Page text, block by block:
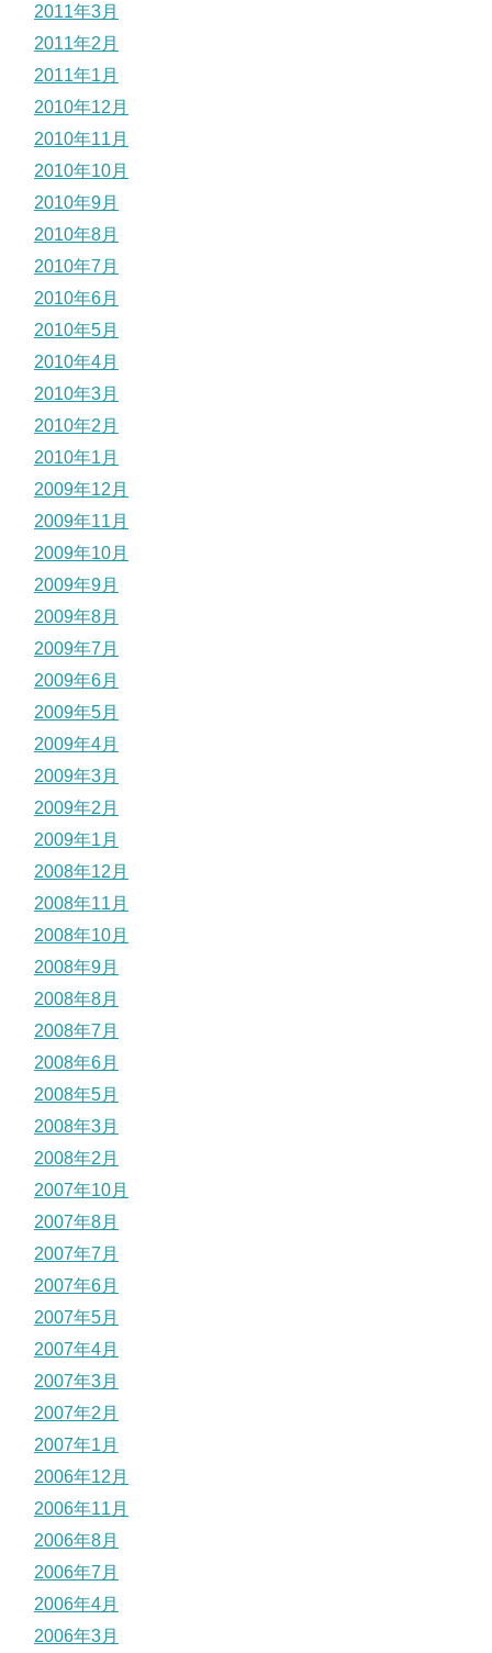
2011年3月
2011年2月
2011年1月
2010年12月
2010年11月
2010年10月
2010年9月
2010年8月
2010年7月
2010年6月
2010年5月
2010年4月
2010年3月
2010年2月
2010年1月
2009年12月
2009年11月
2009年10月
2009年9月
2009年8月
2009年7月
2009年6月
2009年5月
2009年4月
2009年3月
2009年2月
2009年1月
2008年12月
2008年11月
2008年10月
2008年9月
2008年8月
2008年7月
2008年6月
2008年5月
2008年3月
2008年2月
2007年10月
2007年8月
2007年7月
2007年6月
2007年5月
2007年4月
2007年3月
2007年2月
2007年1月
2006年12月
2006年11月
2006年8月
2006年7月
2006年4月
2006年3月